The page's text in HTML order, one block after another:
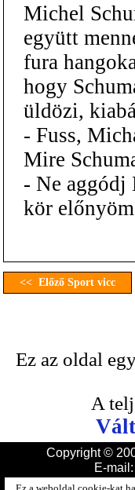
Michel
együtt
fura
hogy
üldözi,
- Fuss,
Mire
- Ne aggódj
kör
<< Előző Sport vicc
Ez az oldal
A
Copyright ©
E-mail: